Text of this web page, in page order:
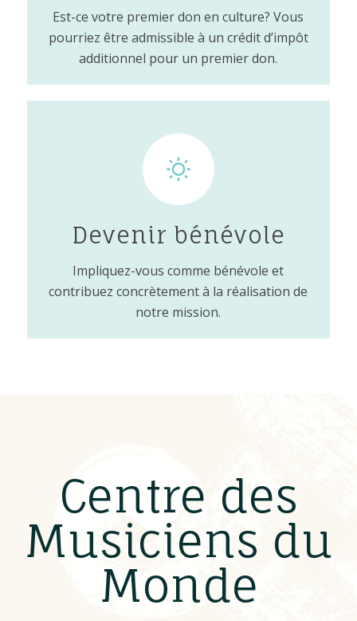
Est-ce votre premier don en culture? Vous
pourriez être admissible à un crédit d’impôt
additionnel pour un premier don.
Devenir bénévole
Impliquez-vous comme bénévole et
contribuez concrètement à la réalisation de
notre mission.
Centre des
Musiciens du
Monde